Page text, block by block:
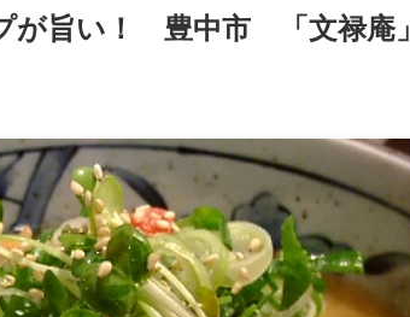
が旨い！ 豊中市 「文禄庵」